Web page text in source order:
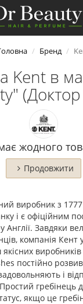
Бренд
Kent в
жодного
Продовжити
виробник з
і є офіційним
Англії. Завдяки
компанія
виробників
постійно
задовольняють і
гребінець
якщо це